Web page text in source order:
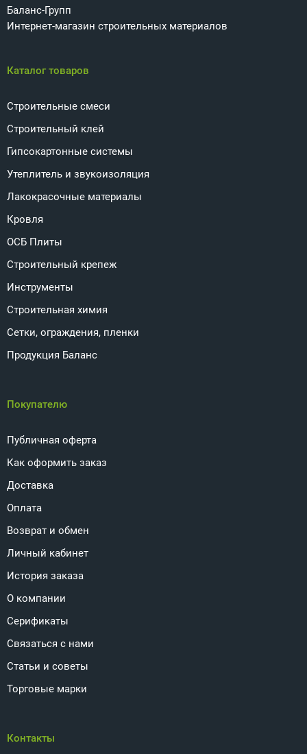
Баланс-Групп
Интернет-магазин строительных материалов
Каталог товаров
Строительные смеси
Строительный клей
Гипсокартонные системы
Утеплитель и звукоизоляция
Лакокрасочные материалы
Кровля
ОСБ Плиты
Строительный крепеж
Инструменты
Строительная химия
Сетки, ограждения, пленки
Продукция Баланс
Покупателю
Публичная оферта
Как оформить заказ
Доставка
Оплата
Возврат и обмен
Личный кабинет
История заказа
О компании
Серификаты
Связаться с нами
Статьи и советы
Торговые марки
Контакты